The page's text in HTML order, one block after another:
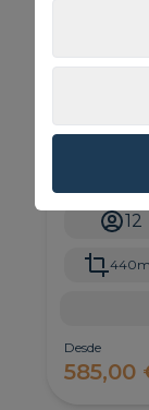
Royal
en Royal
con
huéspedes
alquiler de
12
Desde